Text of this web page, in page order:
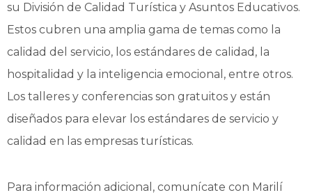
su División de Calidad Turística y Asuntos Educativos.
Estos cubren una amplia gama de temas como la
calidad del servicio, los estándares de calidad, la
hospitalidad y la inteligencia emocional, entre otros.
Los talleres y conferencias son gratuitos y están
diseñados para elevar los estándares de servicio y
calidad en las empresas turísticas.
Para información adicional, comunícate con Marilí